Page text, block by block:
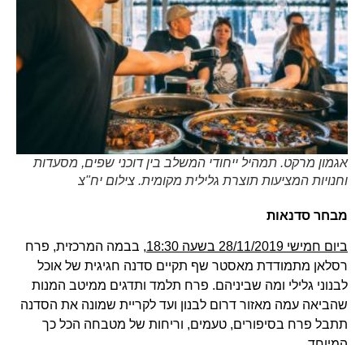
אגמון מרקט. תמהיל ייחודי המשלב בין דוכני שפים, מסעדות
וחנויות המציעות תוצרת גלילית מקומית. צילום יח"צ
מבחר סדנאות
ביום חמישי 28/11/2019 בשעה 18:30
, בבמה המרכזית, פרח
רסלאן מתמודדת מאסטר שף תקיים סדנה חגיגית של אוכל
לבנוני גלילי ומה שביניהם. פרח תלמד ותדגים ממיטב המנות
שהביאה עמה מאזור דרום לבנון ועד לקריית שמונה את הסדנה
תתבל פרח בסיפורים, טעמים, וריחות של מטבחה הכל כך